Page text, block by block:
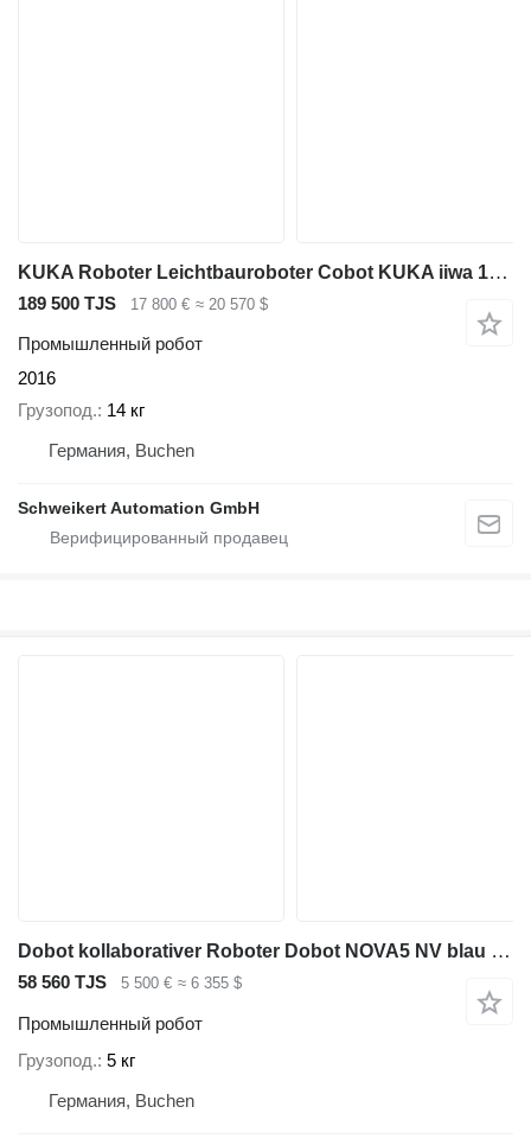
KUKA Roboter Leichtbauroboter Cobot KUKA iiwa 14 R820 sunrise cabinet
189 500 TJS 17 800 € ≈ 20 570 $
Промышленный робот
2016
Грузопод. 14 кг
Германия, Buchen
Schweikert Automation GmbH
Dobot kollaborativer Roboter Dobot NOVA5 NV blau - gebraucht
58 560 TJS 5 500 € ≈ 6 355 $
Промышленный робот
Грузопод. 5 кг
Германия, Buchen